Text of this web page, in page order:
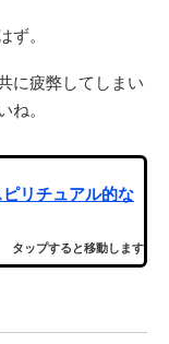
。
に疲弊してしまい
。
リチュアル的な
タップすると移動します